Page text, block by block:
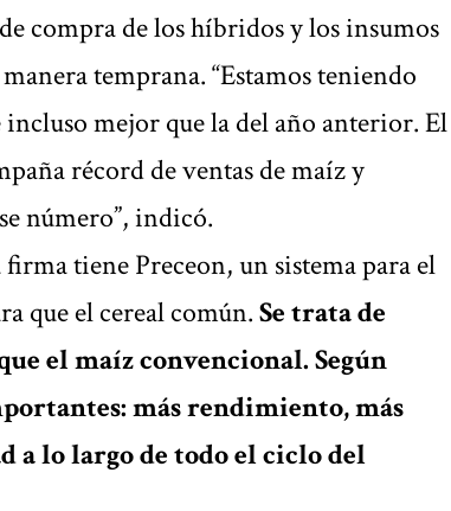
compra de los híbridos y los insumos
temprana. “Estamos teniendo
mejor que la del año anterior. El
récord de ventas de maíz y
número”, indicó.
tiene Preceon, un sistema para el
que el cereal común.Se trata de
el maíz convencional. Según
más rendimiento, más
a lo largo de todo el ciclo del